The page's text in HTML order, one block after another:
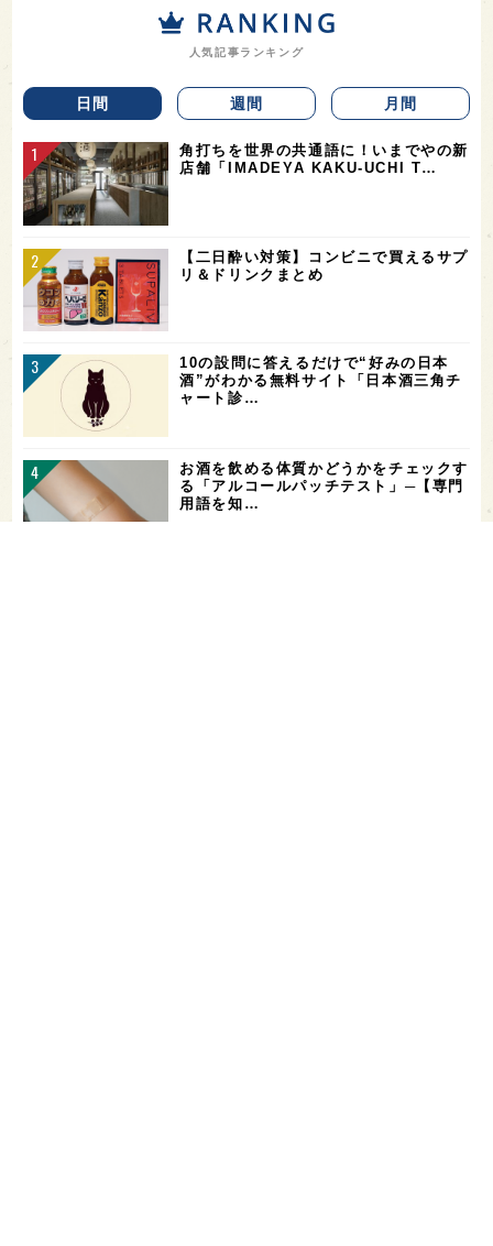
人気記事ランキング
日間 週間 月間
角打ちを世界の共通語に！いまでやの新
店舗「IMADEYA KAKU-UCHI T…
【二日酔い対策】コンビニで買えるサプ
リ＆ドリンクまとめ
10の設問に答えるだけで“好みの日本
酒”がわかる無料サイト「日本酒三角チ
ャート診…
お酒を飲める体質かどうかをチェックす
る「アルコールパッチテスト」─【専門
用語を知…